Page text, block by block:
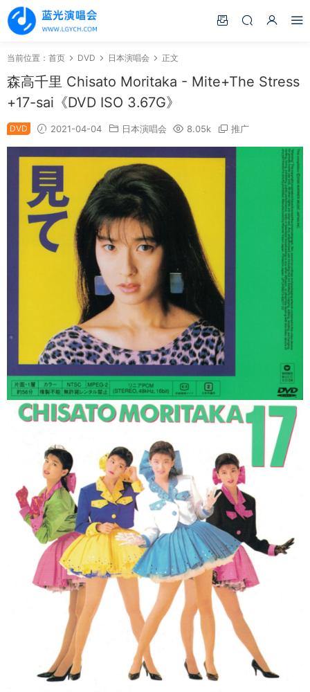
当前位置： 首页 DVD 日本演唱会 正文
森高千里 Chisato Moritaka - Mite+The Stress
+17-sai《DVD ISO 3.67G》
DVD 2021-04-04 日本演唱会 8.05k 推广